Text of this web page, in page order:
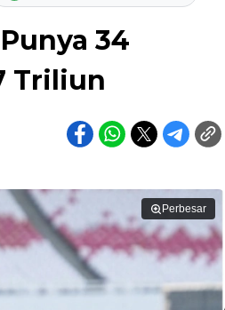
34
Triliun
Perbesar